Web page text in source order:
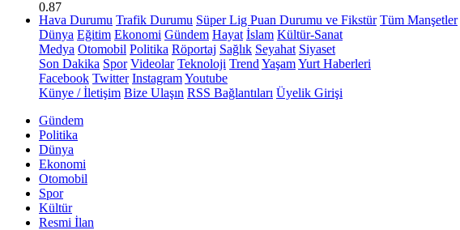
0.87
Hava Durumu Trafik Durumu Süper Lig Puan Durumu ve Fikstür Tüm Manşetler
Dünya Eğitim Ekonomi Gündem Hayat İslam Kültür-Sanat
Medya Otomobil Politika Röportaj Sağlık Seyahat Siyaset
Son Dakika Spor Videolar Teknoloji Trend YaşamYurt Haberleri
Facebook Twitter InstagramYoutube
Künye / İletişim Bize Ulaşın RSS Bağlantıları Üyelik Girişi
Gündem
Politika
Dünya
Ekonomi
Otomobil
Spor
Kültür
Resmi İlan